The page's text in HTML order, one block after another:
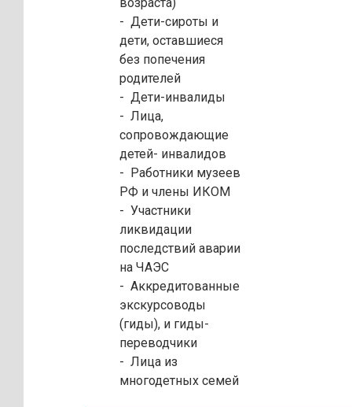
- Дети-сироты и
дети, оставшиеся
без попечения
родителей
- Дети-инвалиды
- Лица,
сопровождающие
детей- инвалидов
- Работники музеев
РФ и члены ИКОМ
- Участники
ликвидации
последствий аварии
на ЧАЭС
- Аккредитованные
экскурсоводы
(гиды), и гиды-
переводчики
- Лица из
многодетных семей